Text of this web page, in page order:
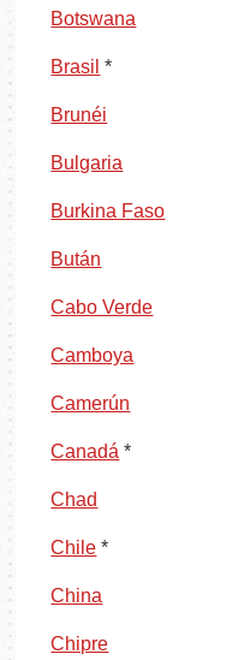
Botswana
Brasil *
Brunéi
Bulgaria
Burkina Faso
Bután
Cabo Verde
Camboya
Camerún
Canadá *
Chad
Chile *
China
Chipre